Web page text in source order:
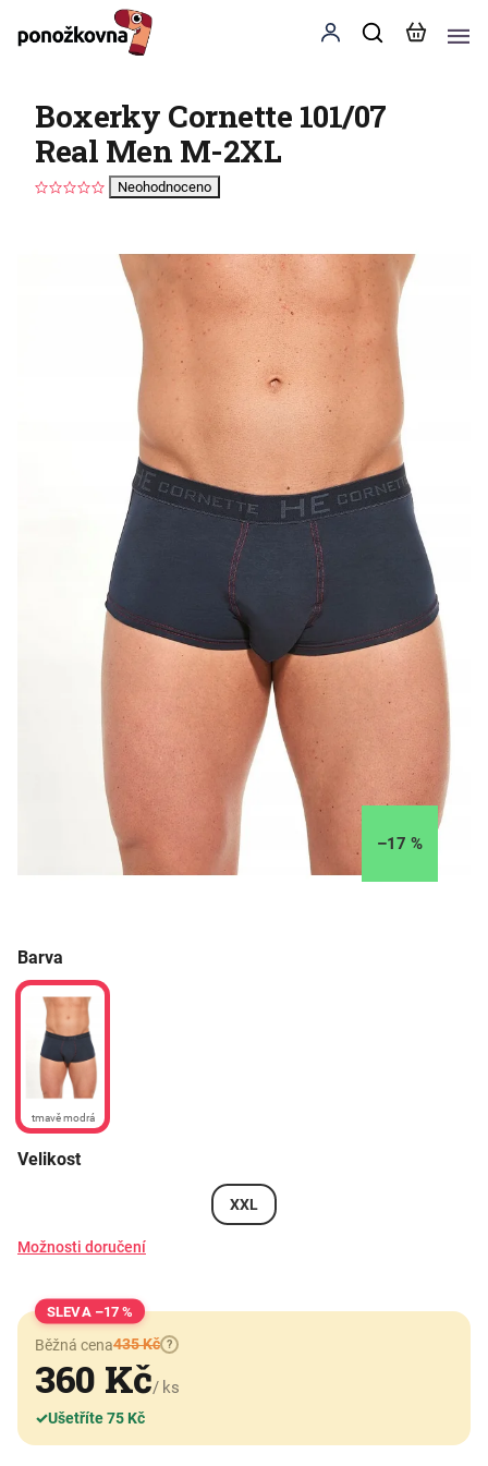
Boxerky Cornette 101/07
Real Men M-2XL
Neohodnoceno
–17 %
Barva
tmavě modrá
Velikost
XXL
Možnosti doručení
–17 %
Běžná cena435 Kč ?
360 Kč/ ks
✓Ušetříte 75 Kč